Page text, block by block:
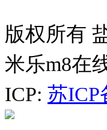
版权所有
米乐m8在
ICP: 苏ICP